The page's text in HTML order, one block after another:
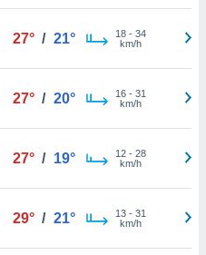
27° / 21° 18- 34
km/h
27° / 20° 16- 31
km/h
27° / 19° 12- 28
km/h
29° / 21° 13- 31
km/h